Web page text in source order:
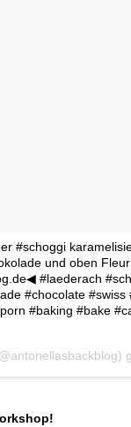
#schoggi
und oben
#laederach
#chocolate
#baking #bake